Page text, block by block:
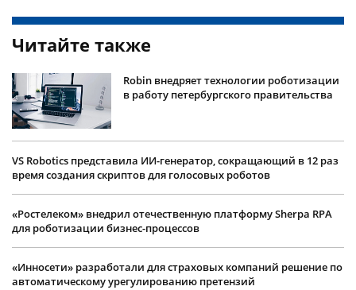
Читайте также
Robin внедряет технологии роботизации
в работу петербургского правительства
VS Robotics представила ИИ-генератор, сокращающий в 12 раз
время создания скриптов для голосовых роботов
«Ростелеком» внедрил отечественную платформу Sherpa RPA
для роботизации бизнес-процессов
«Инносети» разработали для страховых компаний решение по
автоматическому урегулированию претензий